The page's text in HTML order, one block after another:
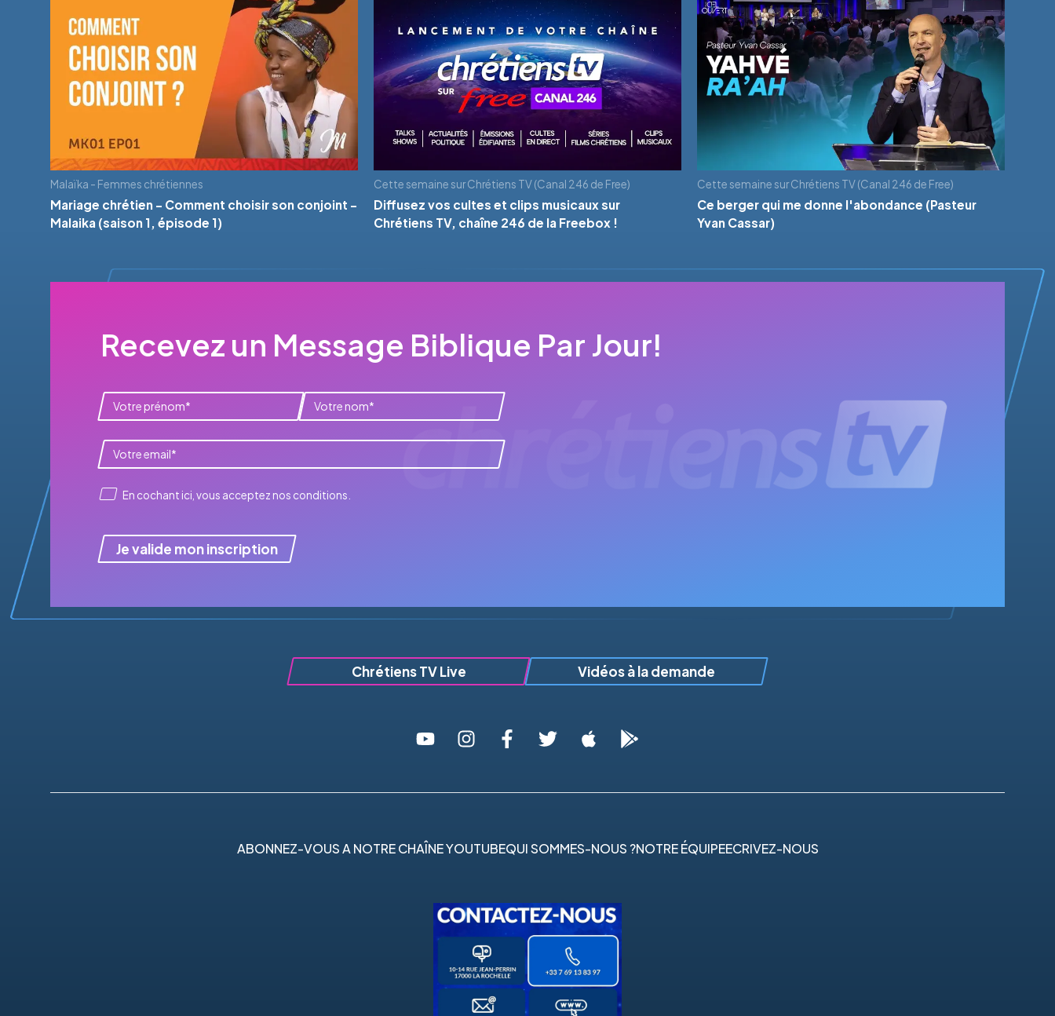
Malaïka - Femmes chrétiennes
Mariage chrétien - Comment choisir son conjoint -
Malaika (saison 1, épisode 1)
Cette semaine sur Chrétiens TV (Canal 246 de Free)
Diffusez vos cultes et clips musicaux sur
Chrétiens TV, chaîne 246 de la Freebox !
Cette semaine sur Chrétiens TV (Canal 246 de Free)
Ce berger qui me donne l'abondance (Pasteur
Yvan Cassar)
Recevez un Message Biblique Par Jour!
En cochant ici, vous acceptez nos conditions
Je valide mon inscription
Chrétiens TV Live Vidéos à la demande
ABONNEZ-VOUS A NOTRE CHAÎNE YOUTUBEQUI SOMMES-NOUS ?NOTRE ÉQUIPEECRIVEZ-NOUS